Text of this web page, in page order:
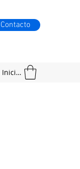
Contacto
Iniciar sesión